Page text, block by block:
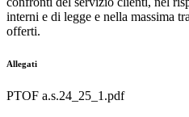
interni e di legge e nella massima
offerti.
Allegati
PTOF a.s.24_25_1.pdf